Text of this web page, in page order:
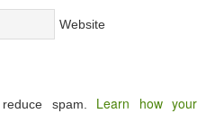
Website
spam. Learn how your